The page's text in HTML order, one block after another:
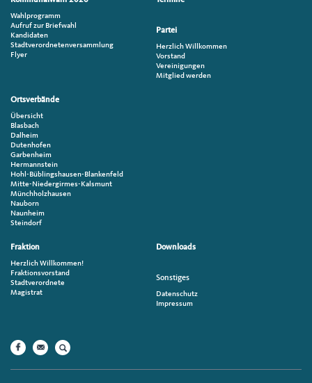
Footer
Wahlprogramm
Aufruf zur Briefwahl
Kandidaten
Stadtverordnetenversammlung
Flyer
Partei
Herzlich Willkommen
Vorstand
Vereinigungen
Mitglied werden
Ortsverbände
Übersicht
Blasbach
Dalheim
Dutenhofen
Garbenheim
Hermannstein
Hohl-Büblingshausen-Blankenfeld
Mitte-Niedergirmes-Kalsmunt
Münchholzhausen
Nauborn
Naunheim
Steindorf
Fraktion
Herzlich Willkommen!
Fraktionsvorstand
Stadtverordnete
Magistrat
Downloads
Sonstiges
Datenschutz
Impressum